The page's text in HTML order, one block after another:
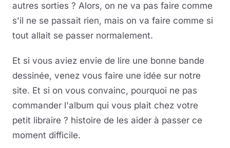
autres sorties ? Alors, on ne va pas faire comme
s'il ne se passait rien, mais on va faire comme si
tout allait se passer normalement.
Et si vous aviez envie de lire une bonne bande
dessinée, venez vous faire une idée sur notre
site. Et si on vous convainc, pourquoi ne pas
commander l'album qui vous plait chez votre
petit libraire ? histoire de les aider à passer ce
moment difficile.